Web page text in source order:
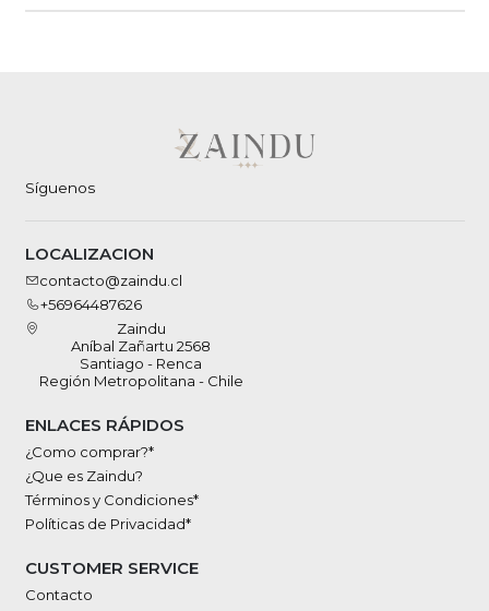
Síguenos
LOCALIZACION
contacto@zaindu.cl
+56964487626
Zaindu
Aníbal Zañartu 2568
Santiago - Renca
Región Metropolitana - Chile
ENLACES RÁPIDOS
¿Como comprar?*
¿Que es Zaindu?
Términos y Condiciones*
Políticas de Privacidad*
CUSTOMER SERVICE
Contacto